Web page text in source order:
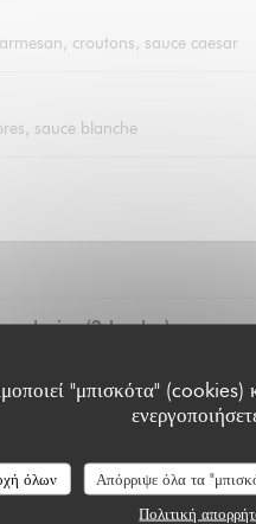
"μπισκότα" (cookies)
όλων Απόρριψε όλα τα
Πολιτική
croutons, sauce caesar
sauce blanche
glacier (2 boules)
fraise, mangue, café